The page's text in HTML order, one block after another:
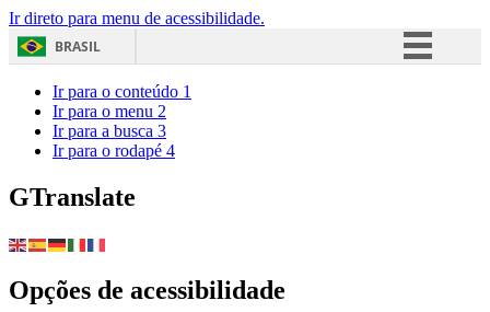
Ir direto para menu de acessibilidade.
BRASIL
Ir para o conteúdo 1
Ir para o menu 2
Ir para a busca 3
Ir para o rodapé 4
GTranslate
Opções de acessibilidade